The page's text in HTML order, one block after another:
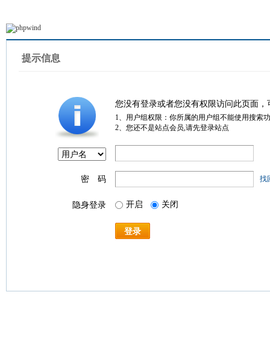
提示信息
您没有登录或者您没有权限访问此页面
1、用户组权限：你所属的用户组不能使用搜索
2、您还不是站点会员,请先登录站点
密 码 找
隐身登录 开启 关闭
登录